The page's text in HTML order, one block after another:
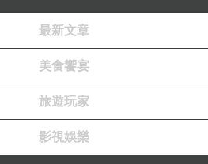
最新文章
美食饗宴
旅遊玩家
影視娛樂